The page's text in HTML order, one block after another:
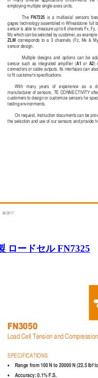
ロードセル FN7325